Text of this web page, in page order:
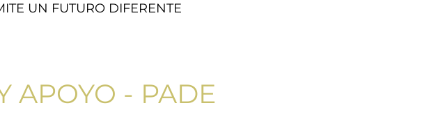
UN FUTURO DIFERENTE
APOYO - PADE